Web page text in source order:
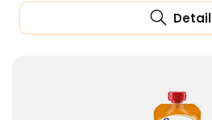
Detail